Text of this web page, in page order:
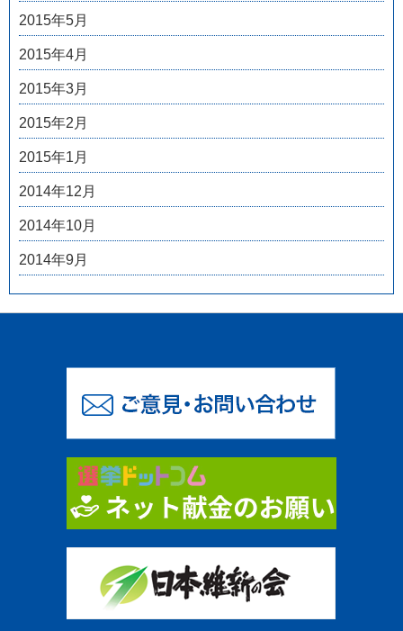
2015年5月
2015年4月
2015年3月
2015年2月
2015年1月
2014年12月
2014年10月
2014年9月